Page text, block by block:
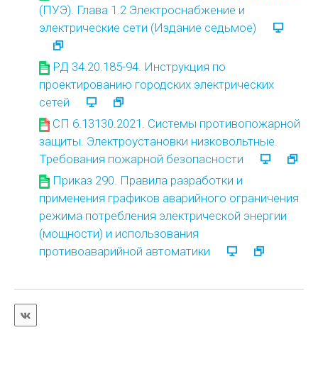
(ПУЭ). Глава 1.2 Электроснабжение и
электрические сети (Издание седьмое)
РД 34.20.185-94. Инструкция по
проектированию городских электрических
сетей
СП 6.13130.2021. Системы противопожарной
защиты. Электроустановки низковольтные.
Требования пожарной безопасности
Приказ 290. Правила разработки и
применения графиков аварийного ограничения
режима потребления электрической энергии
(мощности) и использования
противоаварийной автоматики